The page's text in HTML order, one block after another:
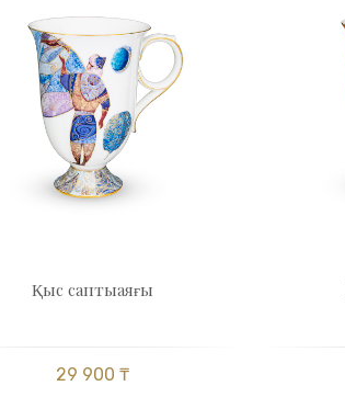
Қыс саптыаяғы
29 900 ₸